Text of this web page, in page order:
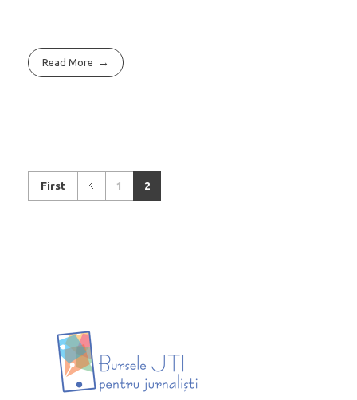
Read More
First 1 2